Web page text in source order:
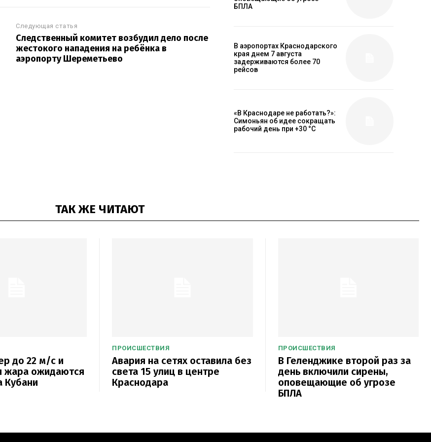
Следующая статья
Следственный комитет возбудил дело после
жестокого нападения на ребёнка в
аэропорту Шереметьево
БПЛА
В аэропортах Краснодарского
края днем 7 августа
задерживаются более 70
рейсов
«В Краснодаре не работать?»:
Симоньян об идее сокращать
рабочий день при +30 °C
ТАК ЖЕ ЧИТАЮТ
до 22 м/с и
жара ожидаются
Кубани
ПРОИСШЕСТВИЯ
Авария на сетях оставила без
света 15 улиц в центре
Краснодара
ПРОИСШЕСТВИЯ
В Геленджике второй раз за
день включили сирены,
оповещающие об угрозе
БПЛА